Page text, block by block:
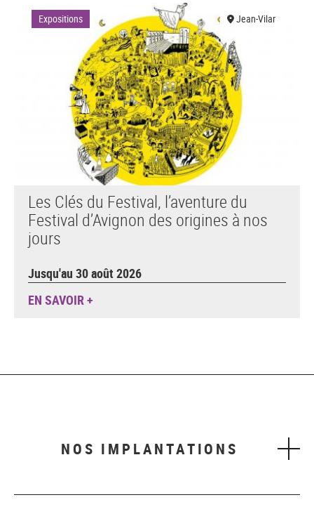
Expositions Jean-Vilar
Les Clés du Festival, l’aventure du
Festival d’Avignon des origines à nos
jours
Jusqu'au 30 août 2026
EN SAVOIR +
NOS IMPLANTATIONS